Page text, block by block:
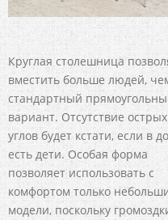
Круглая столешница
вместить больше людей,
стандартный
вариант. Отсутствие острых
углов будет кстати, если в
есть дети. Особая форма
позволяет использовать с
комфортом только
модели, поскольку